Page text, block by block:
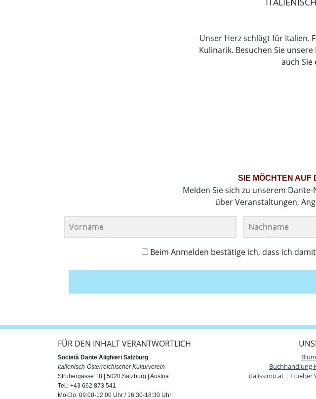
Unser Herz schlägt für Italien.
Kulinarik. Besuchen Sie
auch Sie
SIE MÖCHTEN AUF
Melden Sie sich zu unserem
über Veranstaltungen,
Beim Anmelden bestätige ich, dass ich
FÜR DEN INHALT VERANTWORTLICH
Società Dante Alighieri Salzburg
Italienisch-Österreichischer Kulturverein
Strubergasse 18 | 5020 Salzburg | Austria
Tel.: +43 662 873 541
Mo-Do: 09:00-12:00 Uhr / 16:30-18:30 Uhr
Buchhandlung
italissimo.at| Hueber